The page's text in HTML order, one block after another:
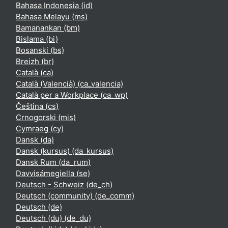
Bahasa Indonesia ‎(id)‎
Bahasa Melayu ‎(ms)‎
Bamanankan ‎(bm)‎
Bislama ‎(bi)‎
Bosanski ‎(bs)‎
Breizh ‎(br)‎
Català ‎(ca)‎
Català (Valencià) ‎(ca_valencia)‎
Català per a Workplace ‎(ca_wp)‎
Čeština ‎(cs)‎
Crnogorski ‎(mis)‎
Cymraeg ‎(cy)‎
Dansk ‎(da)‎
Dansk (kursus) ‎(da_kursus)‎
Dansk Rum ‎(da_rum)‎
Davvisámegiella ‎(se)‎
Deutsch - Schweiz ‎(de_ch)‎
Deutsch (community) ‎(de_comm)‎
Deutsch ‎(de)‎
Deutsch (du) ‎(de_du)‎